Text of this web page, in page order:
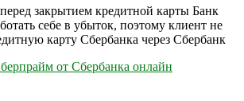
закрытием кредитной карты Банк
себе в убыток, поэтому клиент не
карту Сбербанка через Сбербанк